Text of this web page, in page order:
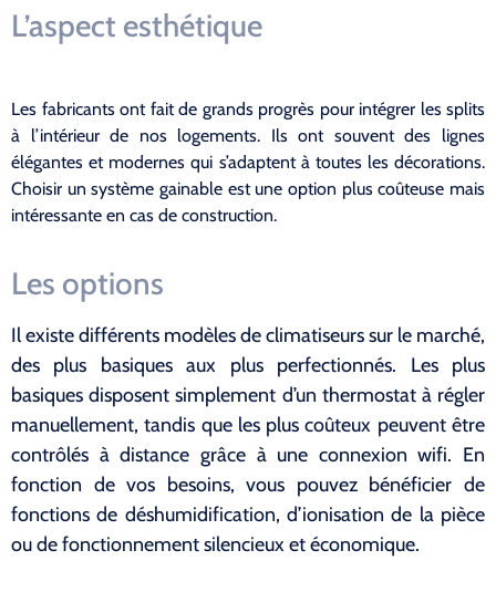
L’aspect esthétique
Les fabricants ont fait de grands progrès pour intégrer les splits
à l’intérieur de nos logements. Ils ont souvent des lignes
élégantes et modernes qui s’adaptent à toutes les décorations.
Choisir un système gainable est une option plus coûteuse mais
intéressante en cas de construction.
Les options
Il existe différents modèles de climatiseurs sur le marché,
des plus basiques aux plus perfectionnés. Les plus
basiques disposent simplement d’un thermostat à régler
manuellement, tandis que les plus coûteux peuvent être
contrôlés à distance grâce à une connexion wifi. En
fonction de vos besoins, vous pouvez bénéficier de
fonctions de déshumidification, d’ionisation de la pièce
ou de fonctionnement silencieux et économique.